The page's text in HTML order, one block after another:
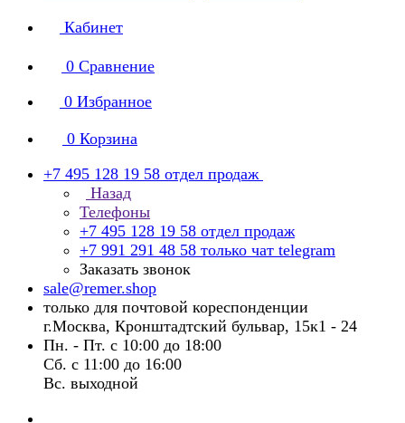
Кабинет
0 Сравнение
0 Избранное
0 Корзина
+7 495 128 19 58 отдел продаж
Назад
Телефоны
+7 495 128 19 58 отдел продаж
+7 991 291 48 58 только чат telegram
Заказать звонок
sale@remer.shop
только для почтовой кореспонденции
г.Москва, Кронштадтский бульвар, 15к1 - 24
Пн. - Пт. с 10:00 до 18:00
Сб. с 11:00 до 16:00
Вс. выходной